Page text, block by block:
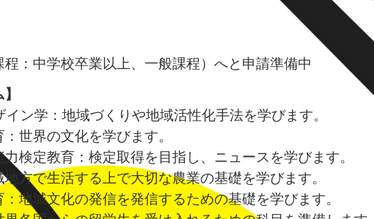
：中学校卒業以上、一般課程）へと申請準備中
ン学：地域づくりや地域活性化手法を学びます。
世界の文化を学びます。
検定教育：検定取得を目指し、ニュースを学びます。
方で生活する上で大切な農業の基礎を学びます。
地域文化の発信を発信するための基礎を学びます。